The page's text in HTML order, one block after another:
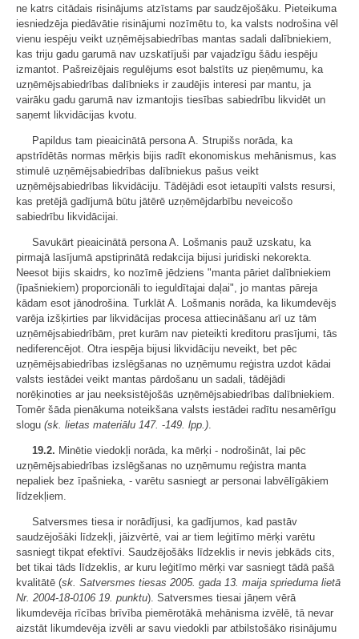
ne katrs citādais risinājums atzīstams par saudzējošāku. Pieteikuma
iesniedzēja piedāvātie risinājumi nozīmētu to, ka valsts nodrošina vēl
vienu iespēju veikt uzņēmējsabiedrības mantas sadali dalībniekiem,
kas triju gadu garumā nav uzskatījuši par vajadzīgu šādu iespēju
izmantot. Pašreizējais regulējums esot balstīts uz pieņēmumu, ka
uzņēmējsabiedrības dalībnieks ir zaudējis interesi par mantu, ja
vairāku gadu garumā nav izmantojis tiesības sabiedrību likvidēt un
saņemt likvidācijas kvotu.
Papildus tam pieaicinātā persona A. Strupišs norāda, ka
apstrīdētās normas mērķis bijis radīt ekonomiskus mehānismus, kas
stimulē uzņēmējsabiedrības dalībniekus pašus veikt
uzņēmējsabiedrības likvidāciju. Tādējādi esot ietaupīti valsts resursi,
kas pretējā gadījumā būtu jātērē uzņēmējdarbību neveicošo
sabiedrību likvidācijai.
Savukārt pieaicinātā persona A. Lošmanis pauž uzskatu, ka
pirmajā lasījumā apstiprinātā redakcija bijusi juridiski nekorekta.
Neesot bijis skaidrs, ko nozīmē jēdziens "manta pāriet dalībniekiem
(īpašniekiem) proporcionāli to ieguldītajai daļai", jo mantas pāreja
kādam esot jānodrošina. Turklāt A. Lošmanis norāda, ka likumdevējs
varēja izšķirties par likvidācijas procesa attiecināšanu arī uz tām
uzņēmējsabiedrībām, pret kurām nav pieteikti kreditoru prasījumi, tās
nediferencējot. Otra iespēja bijusi likvidāciju neveikt, bet pēc
uzņēmējsabiedrības izslēgšanas no uzņēmumu reģistra uzdot kādai
valsts iestādei veikt mantas pārdošanu un sadali, tādējādi
norēķinoties ar jau neeksistējošās uzņēmējsabiedrības dalībniekiem.
Tomēr šāda pienākuma noteikšana valsts iestādei radītu nesamērīgu
slogu (sk. lietas materiālu 147. -149. lpp.)
19.2. Minētie viedokļi norāda, ka mērķi - nodrošināt, lai pēc
uzņēmējsabiedrības izslēgšanas no uzņēmumu reģistra manta
nepaliek bez īpašnieka, - varētu sasniegt ar personai labvēlīgākiem
līdzekļiem.
Satversmes tiesa ir norādījusi, ka gadījumos, kad pastāv
saudzējošāki līdzekļi, jāizvērtē, vai ar tiem leģitīmo mērķi varētu
sasniegt tikpat efektīvi. Saudzējošāks līdzeklis ir nevis jebkāds cits,
bet tikai tāds līdzeklis, ar kuru leģitīmo mērķi var sasniegt tādā pašā
kvalitātē (sk. Satversmes tiesas 2005. gada 13. maija sprieduma lietā
Nr. 2004-18-0106 19. punktu). Satversmes tiesai jāņem vērā
likumdevēja rīcības brīvība piemērotākā mehānisma izvēlē, tā nevar
aizstāt likumdevēja izvēli ar savu viedokli par atbilstošāko risinājumu